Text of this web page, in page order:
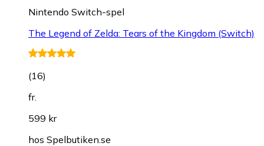
Nintendo Switch-spel
The Legend of Zelda: Tears of the Kingdom (Switch)
(16)
fr.
599 kr
hos Spelbutiken.se